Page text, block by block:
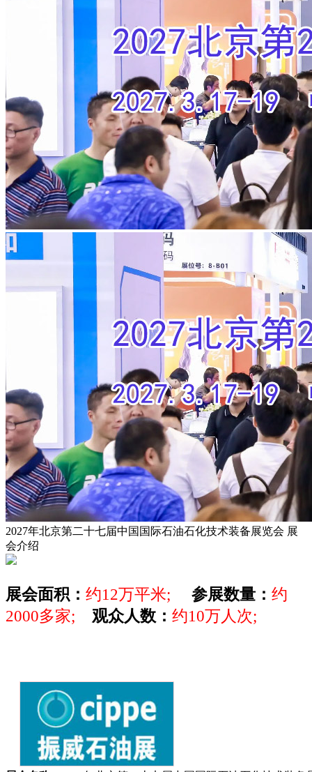
2027年北京第二十七届中国国际石油石化技术装备展览会 展
会介绍
展会面积： 约12万平米; 参展数量： 约
2000多家; 观众人数： 约10万人次;